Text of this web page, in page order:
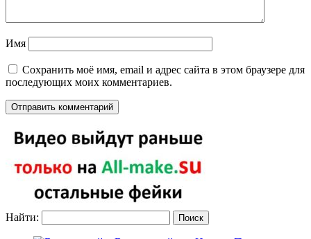
Имя
Сохранить моё имя, email и адрес сайта в этом браузере для
последующих моих комментариев.
Найти: